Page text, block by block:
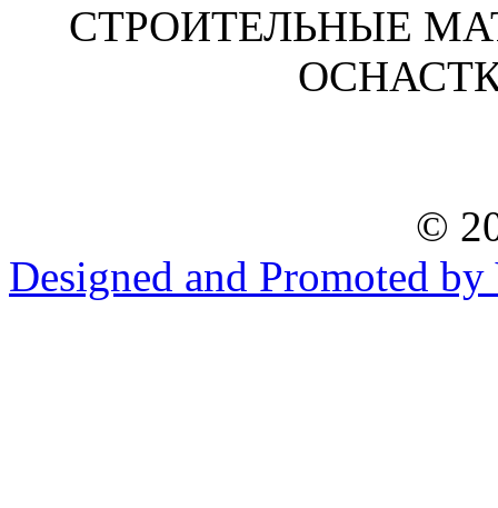
СТРОИТЕЛЬНЫЕ
©
Designed and Promoted